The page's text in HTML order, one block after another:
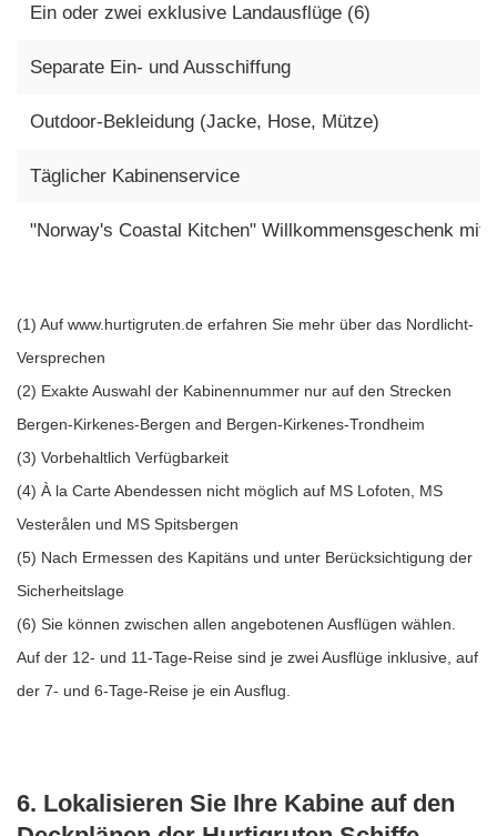
Ein oder zwei exklusive Landausflüge (6)
Separate Ein- und Ausschiffung
Outdoor-Bekleidung (Jacke, Hose, Mütze)
Täglicher Kabinenservice
"Norway's Coastal Kitchen" Willkommensgeschenk mit
(1) Auf www.hurtigruten.de erfahren Sie mehr über das Nordlicht-
Versprechen
(2) Exakte Auswahl der Kabinennummer nur auf den Strecken
Bergen-Kirkenes-Bergen and Bergen-Kirkenes-Trondheim
(3) Vorbehaltlich Verfügbarkeit
(4) À la Carte Abendessen nicht möglich auf MS Lofoten, MS
Vesterålen und MS Spitsbergen
(5) Nach Ermessen des Kapitäns und unter Berücksichtigung der
Sicherheitslage
(6) Sie können zwischen allen angebotenen Ausflügen wählen.
Auf der 12- und 11-Tage-Reise sind je zwei Ausflüge inklusive, auf
der 7- und 6-Tage-Reise je ein Ausflug.
6. Lokalisieren Sie Ihre Kabine auf den